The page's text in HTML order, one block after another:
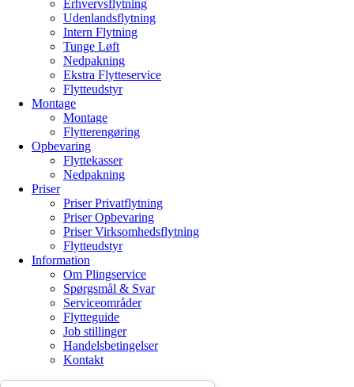
Erhvervsflytning
Udenlandsflytning
Intern Flytning
Tunge Løft
Nedpakning
Ekstra Flytteservice
Flytteudstyr
Montage
Montage
Flytterengøring
Opbevaring
Flyttekasser
Nedpakning
Priser
Priser Privatflytning
Priser Opbevaring
Priser Virksomhedsflytning
Flytteudstyr
Information
Om Plingservice
Spørgsmål & Svar
Serviceområder
Flytteguide
Job stillinger
Handelsbetingelser
Kontakt